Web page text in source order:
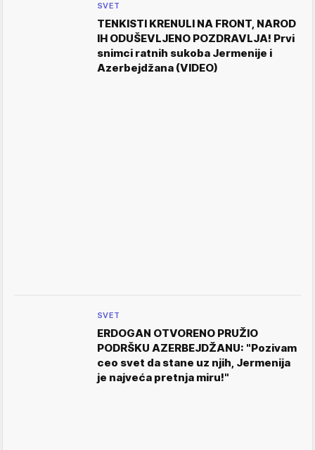
SVET
TENKISTI KRENULI NA FRONT, NAROD
IH ODUŠEVLJENO POZDRAVLJA! Prvi
snimci ratnih sukoba Jermenije i
Azerbejdžana (VIDEO)
SVET
ERDOGAN OTVORENO PRUŽIO
PODRŠKU AZERBEJDŽANU: "Pozivam
ceo svet da stane uz njih, Jermenija
je najveća pretnja miru!"